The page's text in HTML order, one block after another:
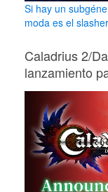
Si hay un
moda es el
Caladrius 2/
lanzamiento